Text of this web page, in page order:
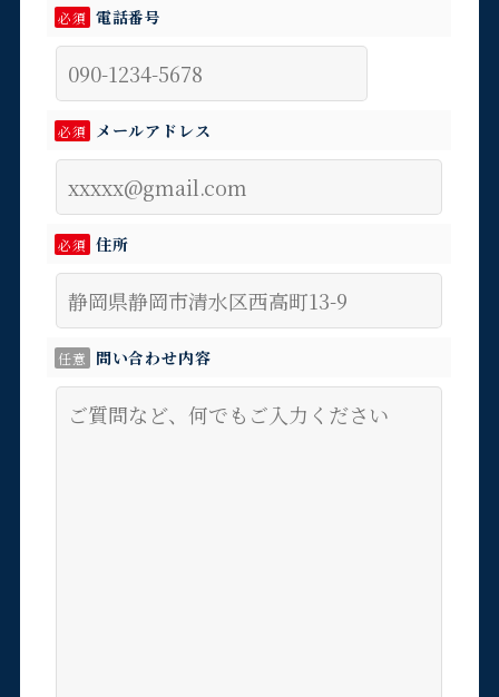
必須 電話番号
必須 メールアドレス
必須 住所
任意 問い合わせ内容